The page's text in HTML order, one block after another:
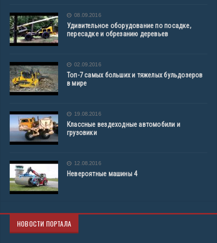
08.09.2016
Удивительное оборудование по посадке,
пересадке и обрезанию деревьев
02.09.2016
Топ-7 самых больших и тяжелых бульдозеров
в мире
19.08.2016
Классные вездеходные автомобили и
грузовики
12.08.2016
Невероятные машины 4
НОВОСТИ ПОРТАЛА